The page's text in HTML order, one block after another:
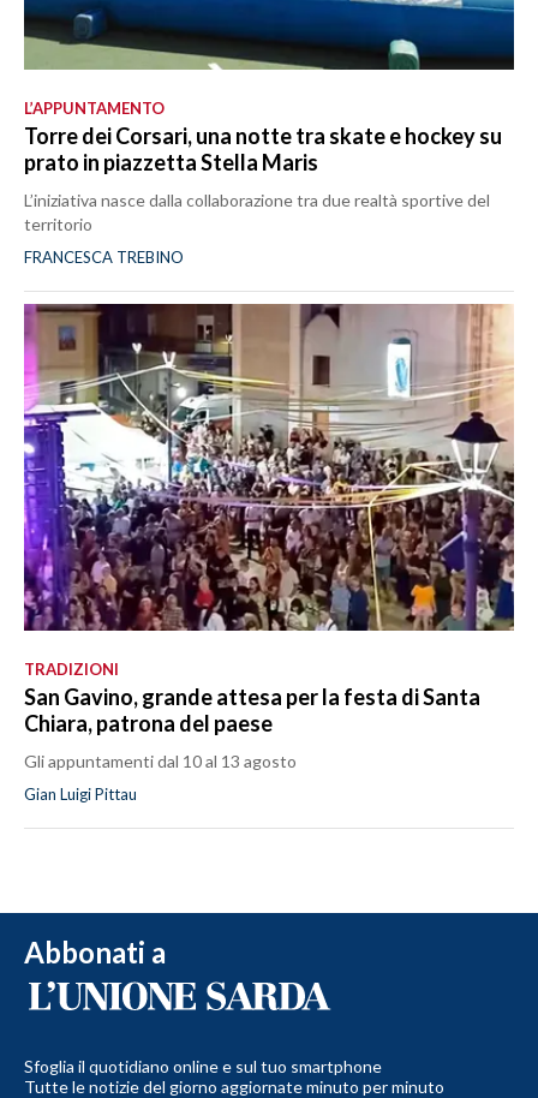
L’APPUNTAMENTO
Torre dei Corsari, una notte tra skate e hockey su
prato in piazzetta Stella Maris
L’iniziativa nasce dalla collaborazione tra due realtà sportive del
territorio
FRANCESCA TREBINO
TRADIZIONI
San Gavino, grande attesa per la festa di Santa
Chiara, patrona del paese
Gli appuntamenti dal 10 al 13 agosto
Gian Luigi Pittau
Abbonati a
Sfoglia il quotidiano online e sul tuo smartphone
Tutte le notizie del giorno aggiornate minuto per minuto